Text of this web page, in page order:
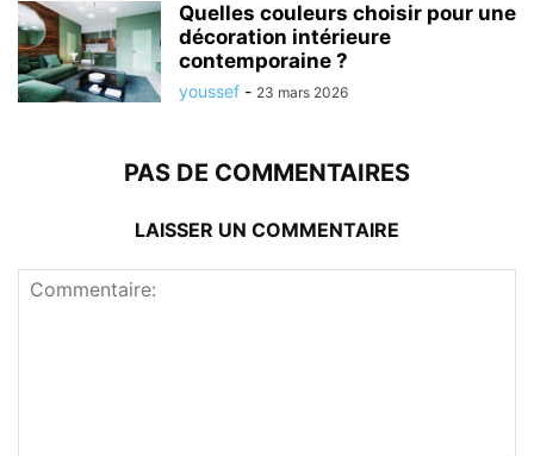
Quelles couleurs choisir pour une
décoration intérieure
contemporaine ?
youssef - 23 mars 2026
PAS DE COMMENTAIRES
LAISSER UN COMMENTAIRE